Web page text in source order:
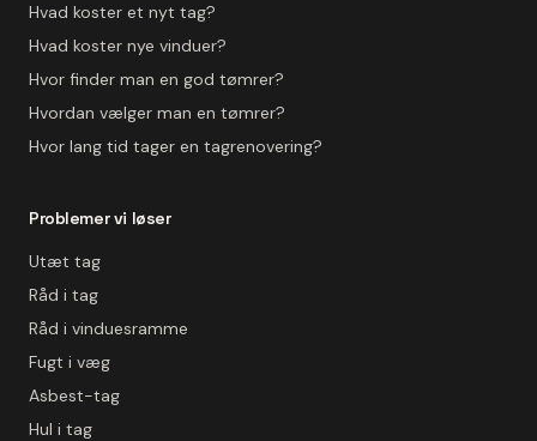
Hvad koster et nyt tag?
Hvad koster nye vinduer?
Hvor finder man en god tømrer?
Hvordan vælger man en tømrer?
Hvor lang tid tager en tagrenovering?
Problemer vi løser
Utæt tag
Råd i tag
Råd i vinduesramme
Fugt i væg
Asbest-tag
Hul i tag